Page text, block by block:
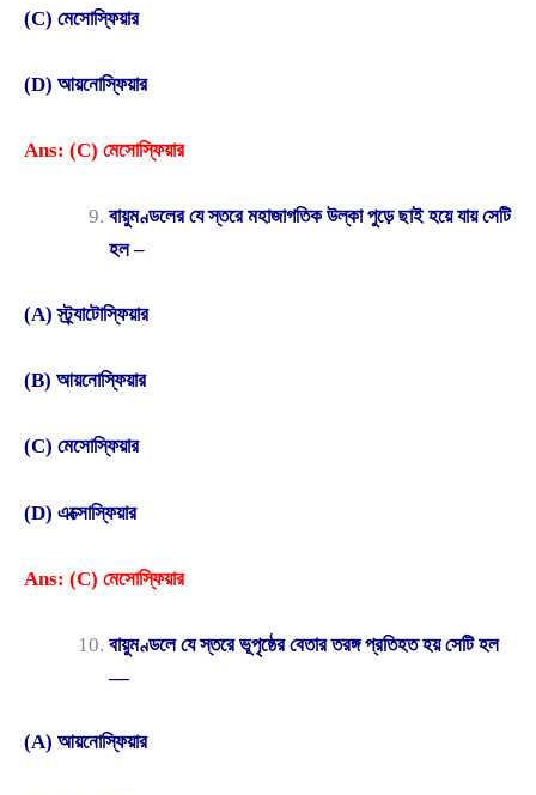
(C) মেসোস্ফিয়ার
(D) আয়নোস্ফিয়ার
Ans: (C) মেসোস্ফিয়ার
বায়ুমণ্ডলের যে স্তরে মহাজাগতিক উল্কা পুড়ে ছাই হয়ে যায় সেটি
হল –
(A) স্ট্র্যাটোস্ফিয়ার
(B) আয়নোস্ফিয়ার
(C) মেসোস্ফিয়ার
(D) এক্সোস্ফিয়ার
Ans: (C) মেসোস্ফিয়ার
বায়ুমণ্ডলে যে স্তরে ভূপৃষ্ঠের বেতার তরঙ্গ প্রতিহত হয় সেটি হল
—
(A) আয়নোস্ফিয়ার